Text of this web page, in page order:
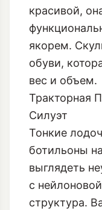
красивой,
якорем.
обуви,
вес и объем.
Тракторная
Силуэт
Тонкие
ботильоны
выглядеть
с
структура.